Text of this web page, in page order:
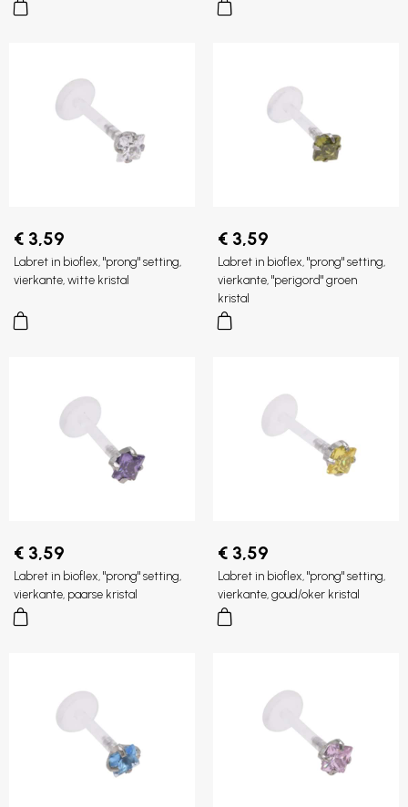
€ 3,59
Labret in bioflex, "prong" setting,
vierkante, witte kristal
€ 3,59
Labret in bioflex, "prong" setting,
vierkante, "perigord" groen
kristal
€ 3,59
Labret in bioflex, "prong" setting,
vierkante, paarse kristal
€ 3,59
Labret in bioflex, "prong" setting,
vierkante, goud/oker kristal